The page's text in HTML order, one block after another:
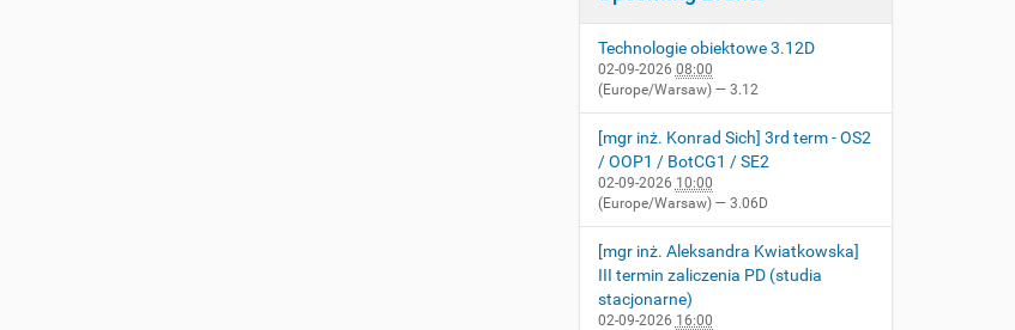
Technologie obiektowe 3.12D
02-09-2026 08:00
(Europe/Warsaw) — 3.12
[mgr inż. Konrad Sich] 3rd term - OS2
/ OOP1 / BotCG1 / SE2
02-09-2026 10:00
(Europe/Warsaw) — 3.06D
[mgr inż. Aleksandra Kwiatkowska]
III termin zaliczenia PD (studia
stacjonarne)
02-09-2026 16:00